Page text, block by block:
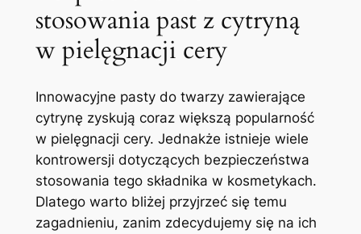
stosowania past z cytryną
w pielęgnacji cery
Innowacyjne ⁢pasty do twarzy zawierające
cytrynę zyskują‍ coraz ‍większą popularność
w ⁢pielęgnacji cery. ⁣Jednakże ⁤istnieje ⁣wiele
kontrowersji dotyczących bezpieczeństwa
stosowania tego ⁤składnika w‍ kosmetykach.
Dlatego warto bliżej przyjrzeć się temu
zagadnieniu, zanim zdecydujemy‍ się na ich